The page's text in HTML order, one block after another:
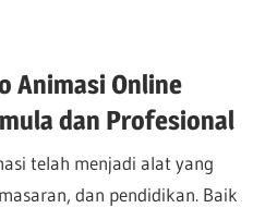
Animasi Online
dan Profesional
telah menjadi alat yang
dan pendidikan. Baik